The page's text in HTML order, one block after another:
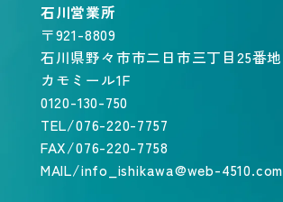
石川営業所
〒921-8809
石川県野々市市二日市三丁目25番地
カモミール1F
0120-130-750
TEL/076-220-7757
FAX/076-220-7758
MAIL/info_ishikawa@web-4510.com